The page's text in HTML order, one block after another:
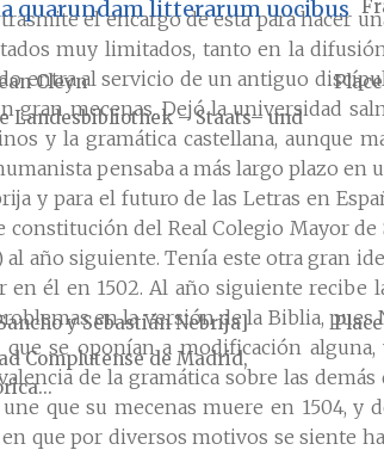
el encargo de esta para hacer
muy limitados, tanto en la
entra al servicio de un antiguo
gran mecenas. Dejó la universidad
y la gramática castellana, aunque
pensaba a más largo plazo en
para el futuro de las Letras en
constitución del Real Colegio Mayor
al año siguiente. Tenía este otra gran
él en 1502. Al año siguiente recibe
en la versión de la Biblia,
se oponían a modificación
de la gramática sobre las
que su mecenas muere en 1504, y
que por diversos motivos se siente
quarundam litterarum uocibus
Cleyn
Landesbibliothek – Staats– und
y Sebastián Nebrija]
Complutense de Madrid,